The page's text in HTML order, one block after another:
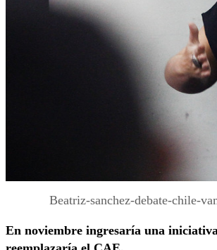
Beatriz-sanchez-debate-chile-
En noviembre ingresaría una